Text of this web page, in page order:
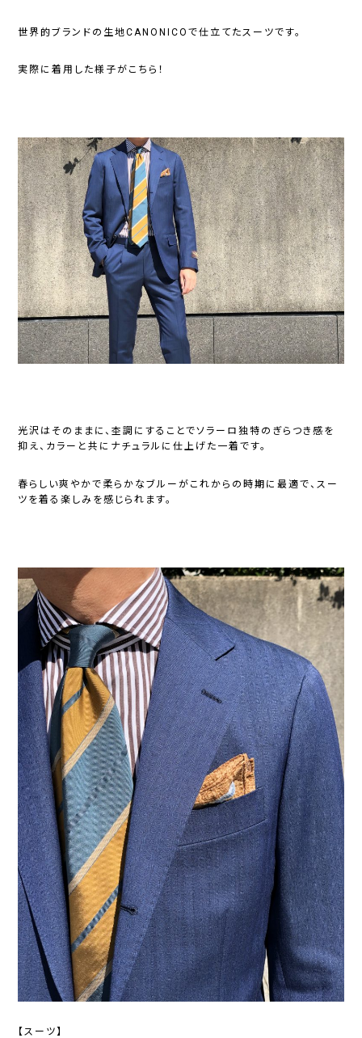
世界的ブランドの生地CANONICOで仕立てたスーツです。
実際に着用した様子がこちら！
光沢はそのままに、杢調にすることでソラーロ独特のぎらつき感を
抑え、カラーと共にナチュラルに仕上げた一着です。
春らしい爽やかで柔らかなブルーがこれからの時期に最適で、スー
ツを着る楽しみを感じられます。
【スーツ】